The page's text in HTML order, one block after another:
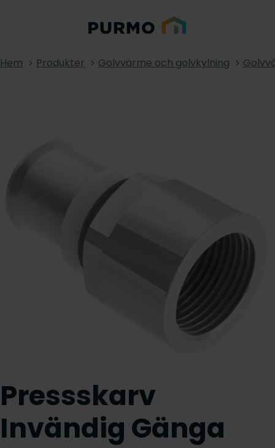
Hem Produkter Golvvärme och golvkylning
Pressskarv
Invändig Gänga